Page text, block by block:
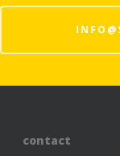
contact